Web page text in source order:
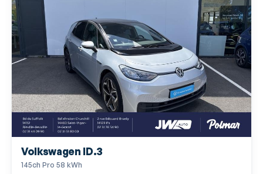
Rétroviseurs électriques
Rétroviseurs rabattables électriquement
Services connectés
Siège conducteur avec réglage lombaire
Siège conducteur réglable en hauteur
Siège passager avec réglage lombaire
Siège passager réglable en hauteur
Système avancé de détection d'obstacles
Volkswagen ID.3
145ch Pro 58 kWh